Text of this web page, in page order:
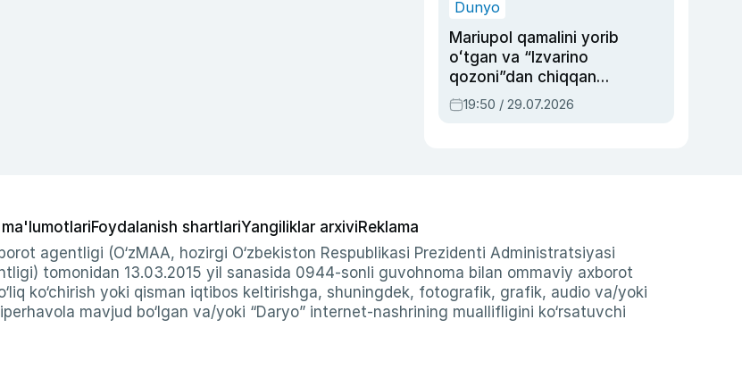
Dunyo
Mariupol qamalini yorib
oʻtgan va “Izvarino
qozoni”dan chiqqan
qahramon — Ukraina
armiyasi bosh
19:50 / 29.07.2026
Foydalanish shartlariYangiliklar arxiviReklama
agentligi (O‘zMAA, hozirgi O‘zbekiston Respublikasi Prezidenti Administratsiyasi
tomonidan 13.03.2015 yil sanasida 0944-sonli guvohnoma bilan ommaviy axborot
ko‘chirish yoki qisman iqtibos keltirishga, shuningdek, fotografik, grafik, audio va/yoki
mavjud bo‘lgan va/yoki “Daryo” internet-nashrining muallifligini ko‘rsatuvchi